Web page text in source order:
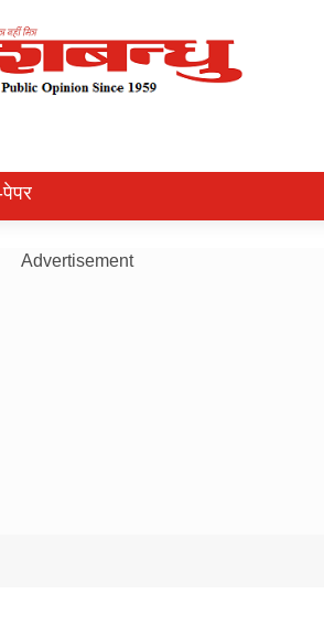
Advertisement